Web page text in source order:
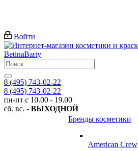
Войти
8 (495) 743-02-22
8 (495) 743-02-22
пн-пт с 10.00 - 19.00
сб. вс. - ВЫХОДНОЙ
Бренды косметики
American Crew